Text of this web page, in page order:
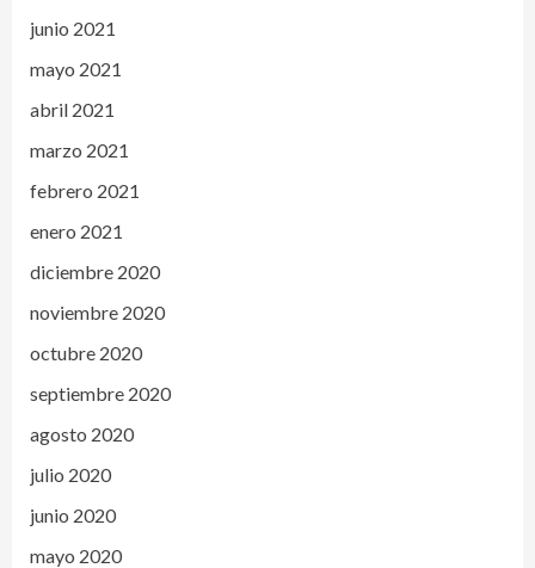
junio 2021
mayo 2021
abril 2021
marzo 2021
febrero 2021
enero 2021
diciembre 2020
noviembre 2020
octubre 2020
septiembre 2020
agosto 2020
julio 2020
junio 2020
mayo 2020